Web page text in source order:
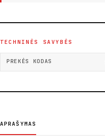
TECHNINĖS SAVYBĖS
PREKĖS KODAS
APRAŠYMAS